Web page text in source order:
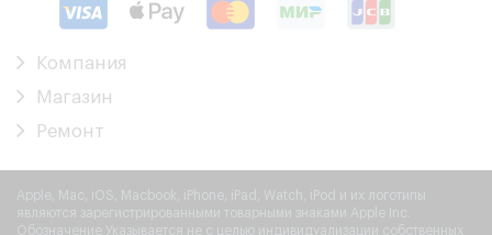
Компания
Магазин
Ремонт
Apple, Mac, iOS, Macbook, iPhone, iPad, Watch, iPod и их логотипы
являются зарегистрированными товарными знаками Apple Inc.
Обозначение Указывается не с целью индивидуализации собственных